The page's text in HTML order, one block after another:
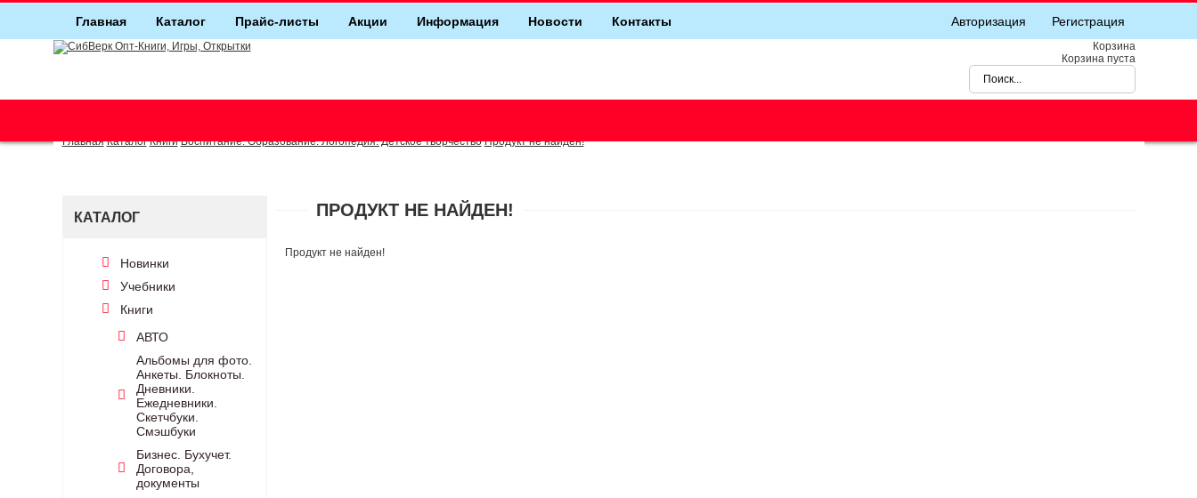
Авторизация Регистрация
Главная Каталог Прайс-листы Акции Информация Новости Контакты
Корзина
Корзина пуста
Главная Каталог Книги Воспитание. Образование. Логопедия. Детское творчество Продукт не найден!
КАТАЛОГ
Новинки
Учебники
Книги
АВТО
Альбомы для фото.
Анкеты. Блокноты.
Дневники.
Ежедневники.
Скетчбуки.
Смэшбуки
Бизнес. Бухучет.
Договора,
документы
ПРОДУКТ НЕ НАЙДЕН!
Продукт не найден!